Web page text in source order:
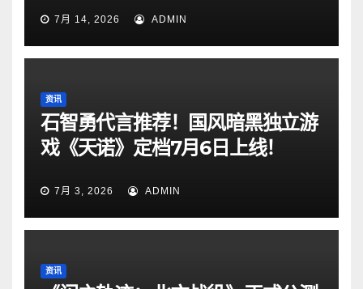
7月 14, 2026 ADMIN
资讯
石智勇代言推荐！国风暗黑独立游
戏《天诺》定档7月6日上线！
7月 3, 2026 ADMIN
资讯